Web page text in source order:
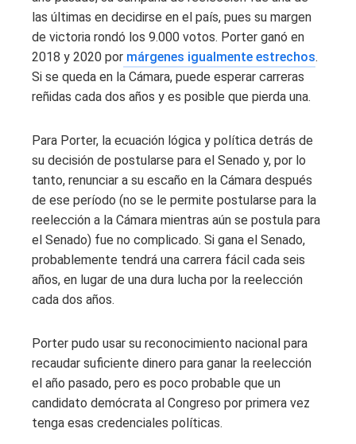
las últimas en decidirse en el país, pues su margen
de victoria rondó los 9.000 votos. Porter ganó en
2018 y 2020 por márgenes igualmente estrechos.
Si se queda en la Cámara, puede esperar carreras
reñidas cada dos años y es posible que pierda una.
Para Porter, la ecuación lógica y política detrás de
su decisión de postularse para el Senado y, por lo
tanto, renunciar a su escaño en la Cámara después
de ese período (no se le permite postularse para la
reelección a la Cámara mientras aún se postula para
el Senado) fue no complicado. Si gana el Senado,
probablemente tendrá una carrera fácil cada seis
años, en lugar de una dura lucha por la reelección
cada dos años.
Porter pudo usar su reconocimiento nacional para
recaudar suficiente dinero para ganar la reelección
el año pasado, pero es poco probable que un
candidato demócrata al Congreso por primera vez
tenga esas credenciales políticas.